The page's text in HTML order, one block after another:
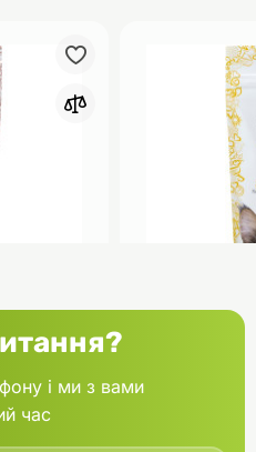
Brit Care
і ми з вами
час